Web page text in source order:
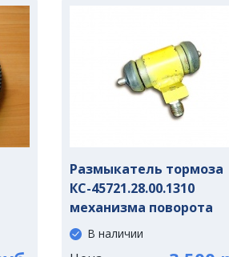
Размыкатель тормоза
КС-45721.28.00.1310
механизма поворота
В наличии